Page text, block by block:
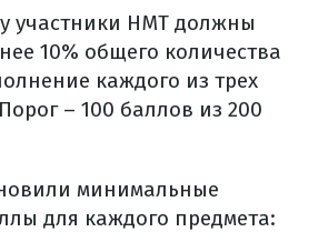
участники НМТ должны
10% общего количества
каждого из трех
– 100 баллов из 200
минимальные
для каждого предмета: